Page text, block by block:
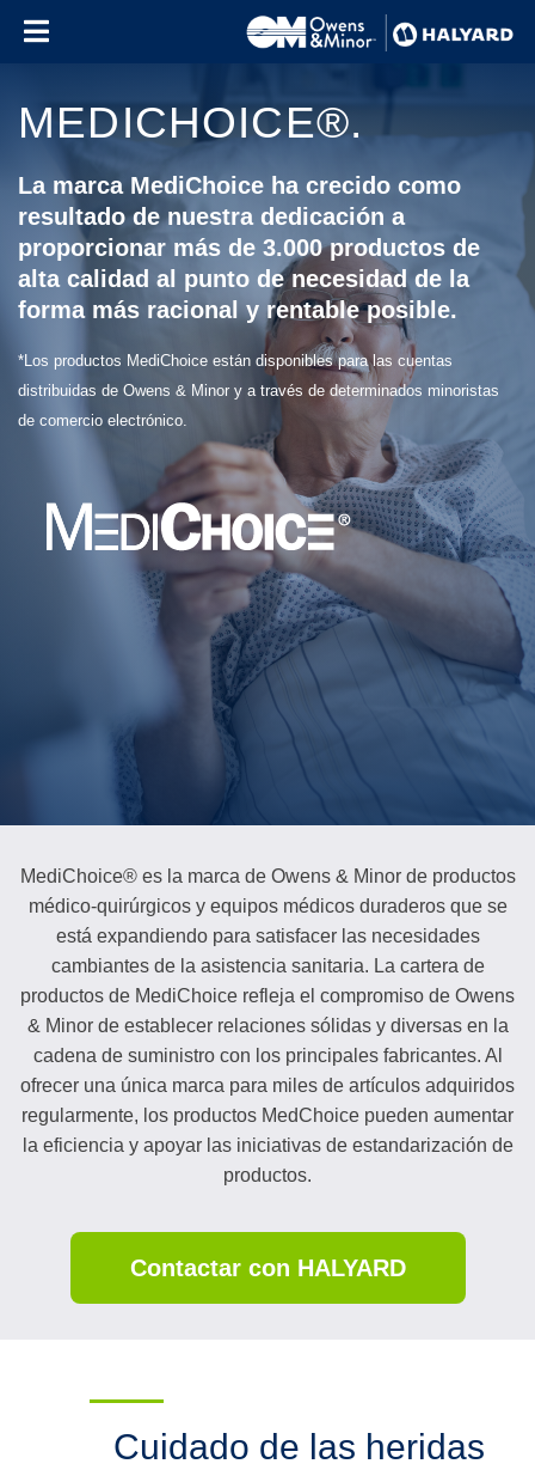
MEDICHOICE®.
La marca MediChoice ha crecido como
resultado de nuestra dedicación a
proporcionar más de 3.000 productos de
alta calidad al punto de necesidad de la
forma más racional y rentable posible.
*Los productos MediChoice están disponibles para las cuentas
distribuidas de Owens & Minor y a través de determinados minoristas
de comercio electrónico.
MediChoice® es la marca de Owens & Minor de productos
médico-quirúrgicos y equipos médicos duraderos que se
está expandiendo para satisfacer las necesidades
cambiantes de la asistencia sanitaria. La cartera de
productos de MediChoice refleja el compromiso de Owens
& Minor de establecer relaciones sólidas y diversas en la
cadena de suministro con los principales fabricantes. Al
ofrecer una única marca para miles de artículos adquiridos
regularmente, los productos MedChoice pueden aumentar
la eficiencia y apoyar las iniciativas de estandarización de
productos.
Contactar con HALYARD
Cuidado de las heridas